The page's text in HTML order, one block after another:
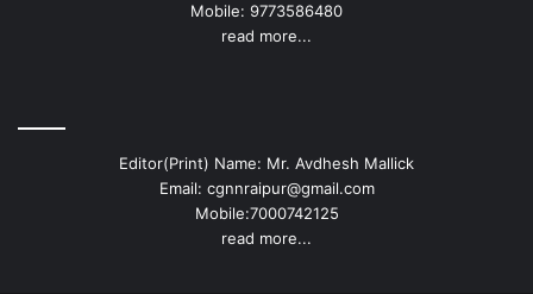
Mobile: 9773586480
read more...
Editor(Print) Name: Mr. Avdhesh Mallick
Email: cgnnraipur@gmail.com
Mobile:7000742125
read more...